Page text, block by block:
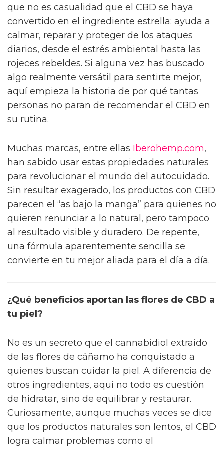
que no es casualidad que el CBD se haya
convertido en el ingrediente estrella: ayuda a
calmar, reparar y proteger de los ataques
diarios, desde el estrés ambiental hasta las
rojeces rebeldes. Si alguna vez has buscado
algo realmente versátil para sentirte mejor,
aquí empieza la historia de por qué tantas
personas no paran de recomendar el CBD en
su rutina.
Muchas marcas, entre ellas Iberohemp.com,
han sabido usar estas propiedades naturales
para revolucionar el mundo del autocuidado.
Sin resultar exagerado, los productos con CBD
parecen el “as bajo la manga” para quienes no
quieren renunciar a lo natural, pero tampoco
al resultado visible y duradero. De repente,
una fórmula aparentemente sencilla se
convierte en tu mejor aliada para el día a día.
¿Qué beneficios aportan las flores de CBD a
tu piel?
No es un secreto que el cannabidiol extraído
de las flores de cáñamo ha conquistado a
quienes buscan cuidar la piel. A diferencia de
otros ingredientes, aquí no todo es cuestión
de hidratar, sino de equilibrar y restaurar.
Curiosamente, aunque muchas veces se dice
que los productos naturales son lentos, el CBD
logra calmar problemas como el